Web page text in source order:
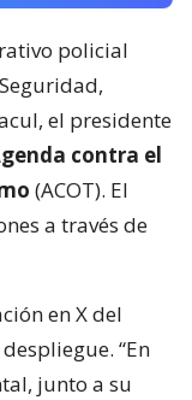
policial
el presidente
contra el
(ACOT). El
a través de
en X del
“En
junto a su